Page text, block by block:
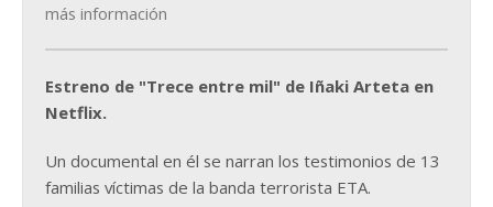
más información
Estreno de "Trece entre mil" de Iñaki Arteta en
Netflix.
Un documental en él se narran los testimonios de 13
familias víctimas de la banda terrorista ETA.